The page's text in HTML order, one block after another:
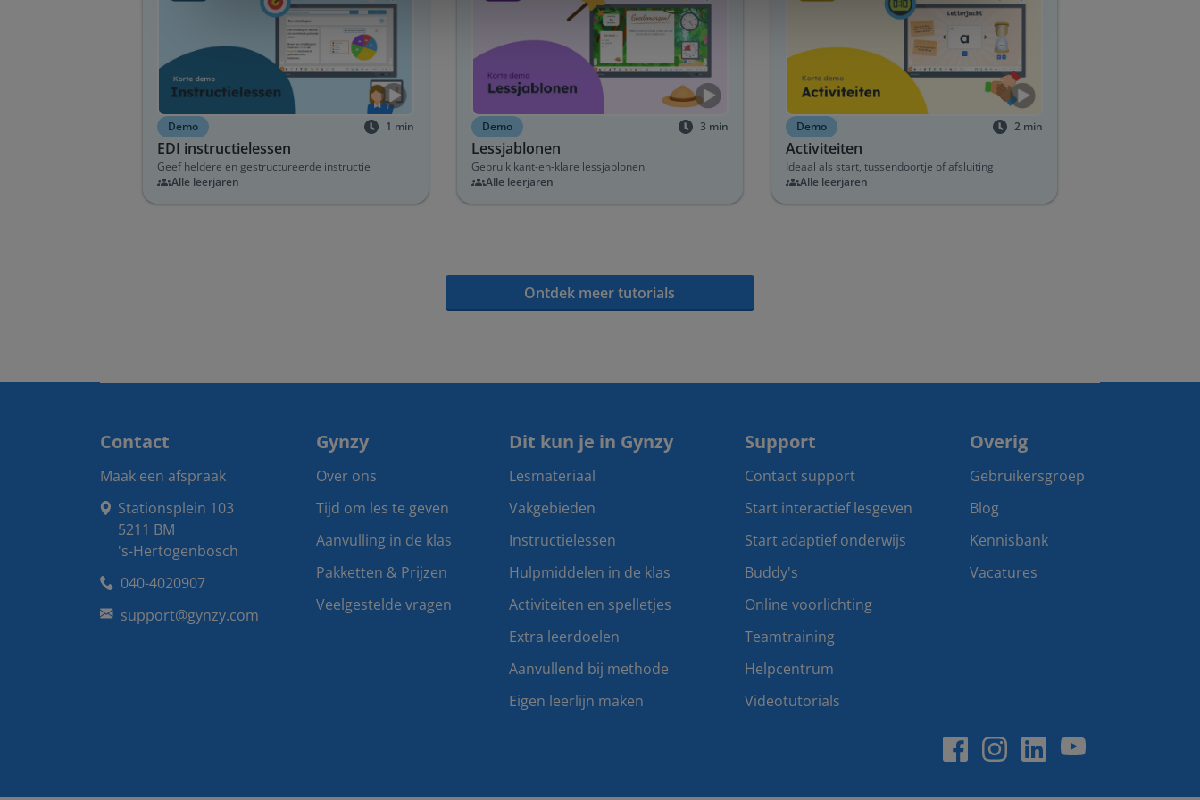
Demo 1 min
EDI instructielessen
Geef heldere en gestructureerde instructie
Alle leerjaren
Demo 3 min
Lessjablonen
Gebruik kant-en-klare lessjablonen
Alle leerjaren
Demo 2 min
Activiteiten
Ideaal als start, tussendoortje of afsluiting
Alle leerjaren
Ontdek meer tutorials
Contact
Maak een afspraak
Stationsplein 103
5211 BM
's-Hertogenbosch
040-4020907
support@gynzy.com
Gynzy
Over ons
Tijd om les te geven
Aanvulling in de klas
Pakketten & Prijzen
Veelgestelde vragen
Dit kun je in Gynzy
Lesmateriaal
Vakgebieden
Instructielessen
Hulpmiddelen in de klas
Activiteiten en spelletjes
Extra leerdoelen
Aanvullend bij methode
Eigen leerlijn maken
Support
Contact support
Start interactief lesgeven
Start adaptief onderwijs
Buddy's
Online voorlichting
Teamtraining
Helpcentrum
Videotutorials
Overig
Gebruikersgroep
Blog
Kennisbank
Vacatures